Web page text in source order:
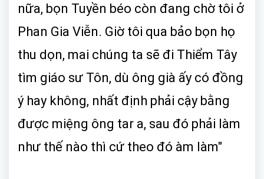
nữa, bọn Tuyền béo còn đang chờ tôi ở
Phan Gia Viễn. Giờ tôi qua bảo bọn họ
thu dọn, mai chúng ta sẽ đi Thiểm Tây
tìm giáo sư Tôn, dù ông già ấy có đồng
ý hay không, nhất định phải cậy bằng
được miệng ông tar a, sau đó phải làm
như thế nào thì cứ theo đó àm làm"